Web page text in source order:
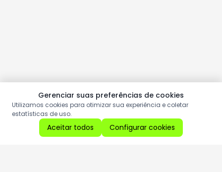
Gerenciar suas preferências de cookies
Utilizamos cookies para otimizar sua experiência e coletar
estatísticas de uso.
Aceitar todos Configurar cookies